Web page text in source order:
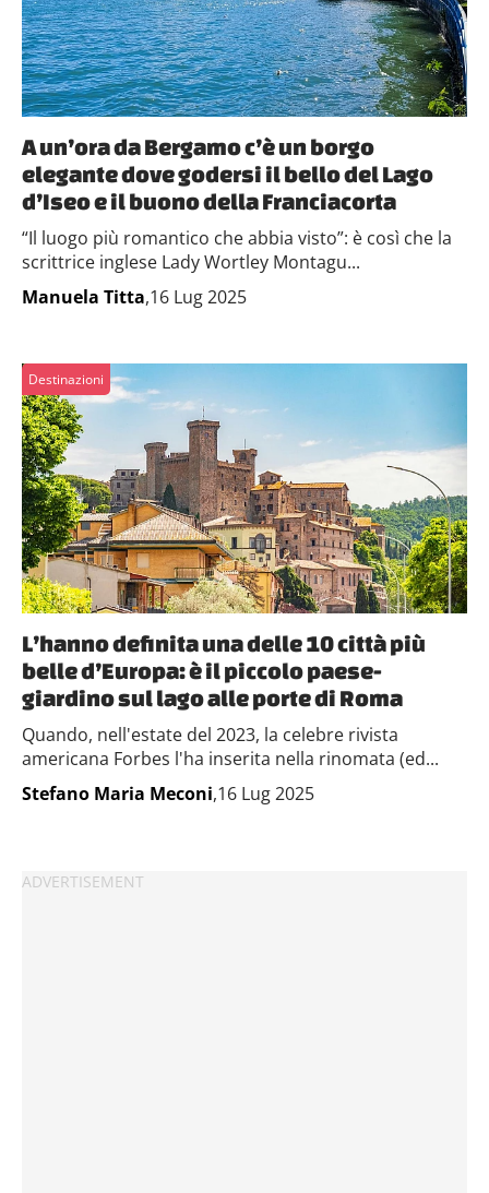
A un’ora da Bergamo c’è un borgo
elegante dove godersi il bello del Lago
d’Iseo e il buono della Franciacorta
“Il luogo più romantico che abbia visto”: è così che la
scrittrice inglese Lady Wortley Montagu...
Manuela Titta,16 Lug 2025
Destinazioni
L’hanno definita una delle 10 città più
belle d’Europa: è il piccolo paese-
giardino sul lago alle porte di Roma
Quando, nell'estate del 2023, la celebre rivista
americana Forbes l'ha inserita nella rinomata (ed...
Stefano Maria Meconi,16 Lug 2025